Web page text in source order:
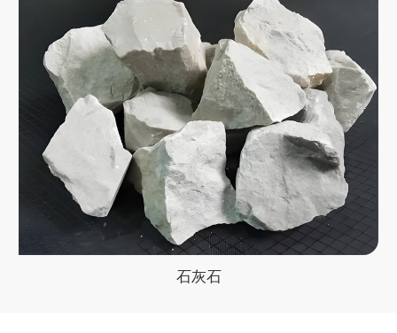
石灰石